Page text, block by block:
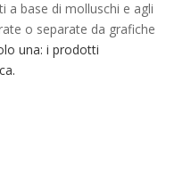
a base di molluschi e agli
o separate da grafiche
una: i prodotti